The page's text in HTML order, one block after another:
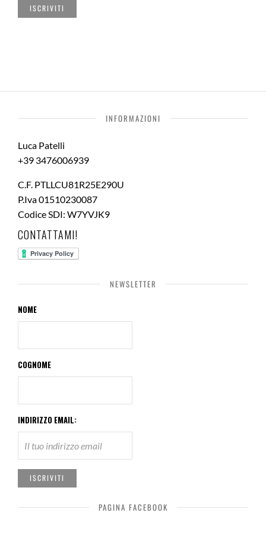
INFORMAZIONI
Luca Patelli
+39 3476006939
C.F. PTLLCU81R25E290U
P.Iva 01510230087
Codice SDI: W7YVJK9
CONTATTAMI!
NEWSLETTER
NOME
COGNOME
INDIRIZZO EMAIL:
PAGINA FACEBOOK